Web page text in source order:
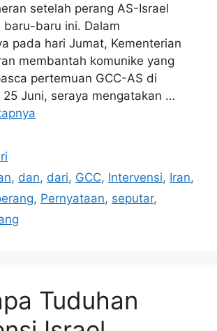
setelah perang AS-Israel
baru-baru ini. Dalam
pada hari Jumat, Kementerian
membantah komunike yang
pertemuan GCC-AS di
25 Juni, seraya mengatakan …
, dan, dari, GCC, Intervensi, Iran,
, Pernyataan, seputar,
Tuduhan